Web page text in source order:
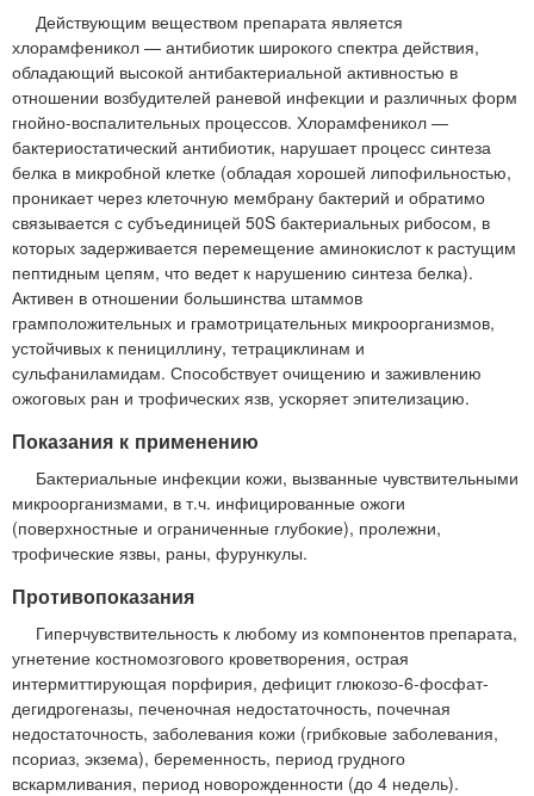
Действующим веществом препарата является
хлорамфеникол — антибиотик широкого спектра действия,
обладающий высокой антибактериальной активностью в
отношении возбудителей раневой инфекции и различных форм
гнойно-воспалительных процессов. Хлорамфеникол —
бактериостатический антибиотик, нарушает процесс синтеза
белка в микробной клетке (обладая хорошей липофильностью,
проникает через клеточную мембрану бактерий и обратимо
связывается с субъединицей 50S бактериальных рибосом, в
которых задерживается перемещение аминокислот к растущим
пептидным цепям, что ведет к нарушению синтеза белка).
Активен в отношении большинства штаммов
грамположительных и грамотрицательных микроорганизмов,
устойчивых к пенициллину, тетрациклинам и
сульфаниламидам. Способствует очищению и заживлению
ожоговых ран и трофических язв, ускоряет эпителизацию.
Показания к применению
Бактериальные инфекции кожи, вызванные чувствительными
микроорганизмами, в т.ч. инфицированные ожоги
(поверхностные и ограниченные глубокие), пролежни,
трофические язвы, раны, фурункулы.
Противопоказания
Гиперчувствительность к любому из компонентов препарата,
угнетение костномозгового кроветворения, острая
интермиттирующая порфирия, дефицит глюкозо-6-фосфат-
дегидрогеназы, печеночная недостаточность, почечная
недостаточность, заболевания кожи (грибковые заболевания,
псориаз, экзема), беременность, период грудного
вскармливания, период новорожденности (до 4 недель).